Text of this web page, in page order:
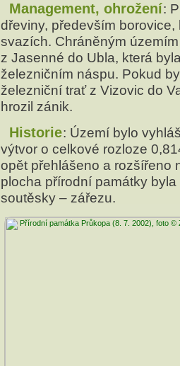
Management, ohrožení:
dřeviny, především
svazích. Chráněným
z Jasenné do Ubla, která
železničním náspu. Pokud
železniční trať z Vizovic do
hrozil zánik.
Historie: Území bylo
výtvor o celkové rozloze
opět přehlášeno a rozšířeno
plocha přírodní památky
soutěsky – zářezu.